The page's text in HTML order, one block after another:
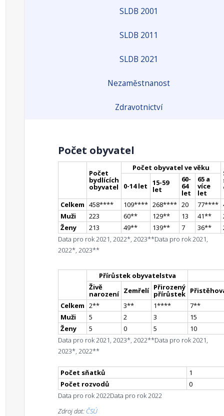
SLDB 2001
SLDB 2011
SLDB 2021
Nezaměstnanost
Zdravotnictví
Počet obyvatel
Počet
bydlících
obyvatel
Počet obyvatel ve věku
0-14 let 15-59
let
60-
64
let
65 a
více
let
Celkem 458**** 109**** 268**** 20 77****
Muži
223 60** 129** 13 41**
Ženy
213 49** 139** 7 36**
Data pro rok 2021, 2022*, 2023**Data pro rok 2021,
2022*, 2023**
Přírůstek obyvatelstva
Živě
narození Zemřelí Přirozený
přírůstek
Celkem 2** 3** 1**** 7**
Muži
5 2 3
15
Ženy
5 0 5
10
Data pro rok 2021, 2023*, 2022**Data pro rok 2021,
2023*, 2022**
Počet sňatků
1
Počet rozvodů
0
Data pro rok 2022Data pro rok 2022
Zdroj dat: ČSÚ